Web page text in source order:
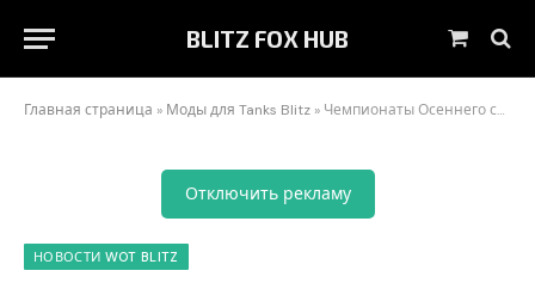
BLITZ FOX HUB Корзина
Главная страница » Моды для Tanks Blitz » Чемпионаты Осеннего сезона
Отключить рекламу
НОВОСТИ WOT BLITZ